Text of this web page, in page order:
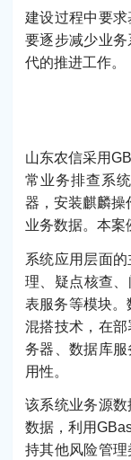
建设过程中要
要逐步减少业
代的推进工作。
山东农信采用
常业务排查系
器，安装麒麟操
业务数据。本案
系统应用层面
理、疑点核查
表服务等模块。
混搭技术，在
务器、数据库
用性。
该系统业务源
数据，利用
持其他风险管